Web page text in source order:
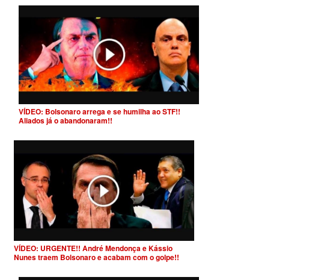
VÍDEO: Bolsonaro arrega e se humilha ao STF!!
Aliados já o abandonaram!!
VÍDEO: URGENTE!! André Mendonça e Kássio
Nunes traem Bolsonaro e acabam com o golpe!!